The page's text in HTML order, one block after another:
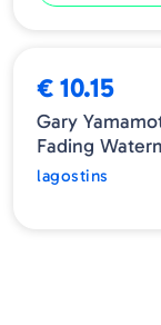
€ 10.15
Gary
Fading
lagostins